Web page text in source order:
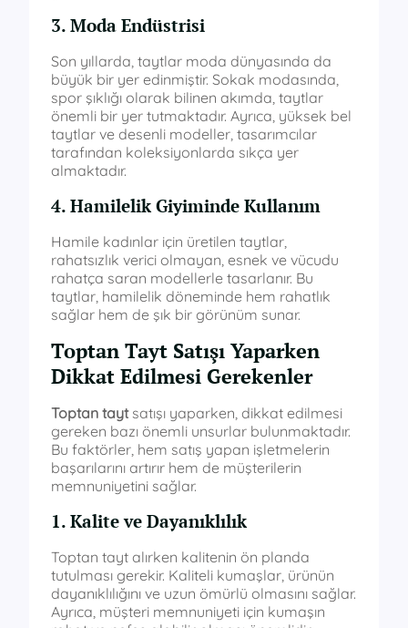
3. Moda Endüstrisi
Son yıllarda, taytlar moda dünyasında da
büyük bir yer edinmiştir. Sokak modasında,
spor şıklığı olarak bilinen akımda, taytlar
önemli bir yer tutmaktadır. Ayrıca, yüksek bel
taytlar ve desenli modeller, tasarımcılar
tarafından koleksiyonlarda sıkça yer
almaktadır.
4. Hamilelik Giyiminde Kullanım
Hamile kadınlar için üretilen taytlar,
rahatsızlık verici olmayan, esnek ve vücudu
rahatça saran modellerle tasarlanır. Bu
taytlar, hamilelik döneminde hem rahatlık
sağlar hem de şık bir görünüm sunar.
Toptan Tayt Satışı Yaparken
Dikkat Edilmesi Gerekenler
Toptan taytsatışı yaparken, dikkat edilmesi
gereken bazı önemli unsurlar bulunmaktadır.
Bu faktörler, hem satış yapan işletmelerin
başarılarını artırır hem de müşterilerin
memnuniyetini sağlar.
1. Kalite ve Dayanıklılık
Toptan tayt alırken kalitenin ön planda
tutulması gerekir. Kaliteli kumaşlar, ürünün
dayanıklılığını ve uzun ömürlü olmasını sağlar.
Ayrıca, müşteri memnuniyeti için kumaşın